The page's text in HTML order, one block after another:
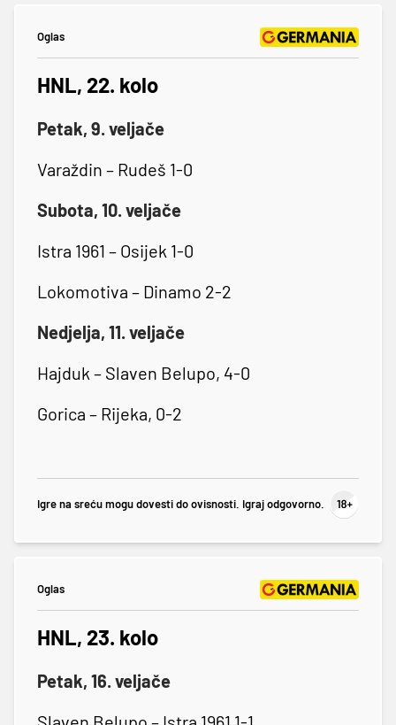
Oglas
HNL, 22. kolo
Petak, 9. veljače
Varaždin – Rudeš 1-0
Subota, 10. veljače
Istra 1961 – Osijek 1-0
Lokomotiva – Dinamo 2-2
Nedjelja, 11. veljače
Hajduk – Slaven Belupo, 4-0
Gorica – Rijeka, 0-2
Igre na sreću mogu dovesti do ovisnosti. Igraj odgovorno.
Oglas
HNL, 23. kolo
Petak, 16. veljače